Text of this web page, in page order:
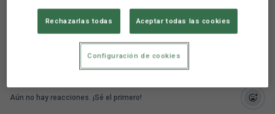
representará a España en la
Final Mundial en Wembley
Aún no hay reacciones. ¡Sé el primero!
Rechazarlas todas Aceptar todas las cookies
Configuración de cookies